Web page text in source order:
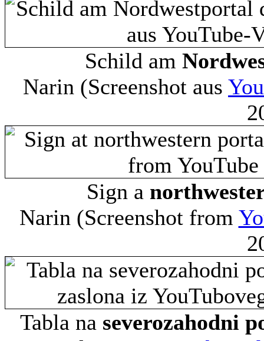
Schild am
Narin (Screenshot aus
Sign a
Narin (Screenshot from
Tabla na severozahodni